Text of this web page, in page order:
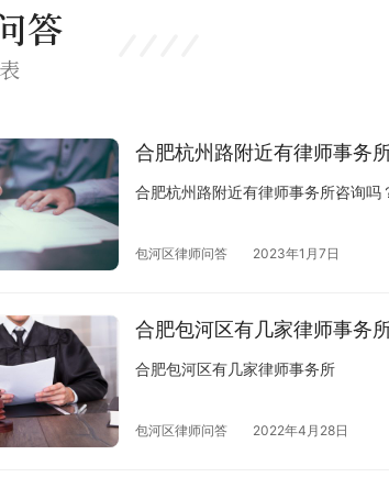
答
合肥杭州路附近有律师事务
合肥杭州路附近有律师事务所咨询吗
包河区律师问答 2023年1月7日
合肥包河区有几家律师事务
合肥包河区有几家律师事务所
包河区律师问答 2022年4月28日